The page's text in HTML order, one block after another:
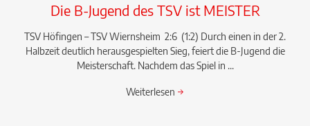
Die B-Jugend des TSV ist MEISTER
TSV Höfingen – TSV Wiernsheim 2:6 (1:2) Durch einen in der 2.
Halbzeit deutlich herausgespielten Sieg, feiert die B-Jugend die
Meisterschaft. Nachdem das Spiel in ...
Weiterlesen →